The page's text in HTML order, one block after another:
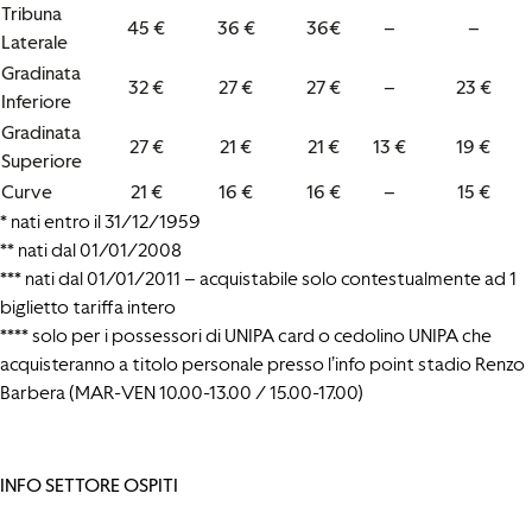
Tribuna
Laterale
45 € 36 € 36€ –
–
Gradinata
Inferiore
32 € 27 € 27 € –
23 €
Gradinata
Superiore
27 € 21 € 21 € 13 €
19 €
Curve
21 € 16 € 16 € –
15 €
* nati entro il 31/12/1959
** nati dal 01/01/2008
*** nati dal 01/01/2011 – acquistabile solo contestualmente ad 1
biglietto tariffa intero
**** solo per i possessori di UNIPA card o cedolino UNIPA che
acquisteranno a titolo personale presso l’info point stadio Renzo
Barbera (MAR-VEN 10.00-13.00 / 15.00-17.00)
INFO SETTORE OSPITI